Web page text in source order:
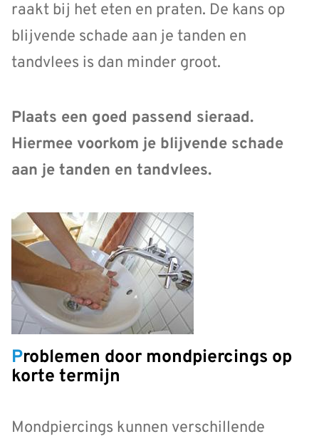
raakt bij het eten en praten. De kans op
blijvende schade aan je tanden en
tandvlees is dan minder groot.
Plaats een goed passend sieraad.
Hiermee voorkom je blijvende schade
aan je tanden en tandvlees.
Problemen door mondpiercings op
korte termijn
Mondpiercings kunnen verschillende